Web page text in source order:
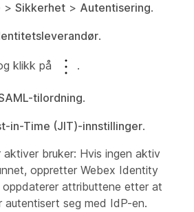
> Sikkerhet > Autentisering.
.
klikk på .
tilordning.
in-Time (JIT)-innstillinger.
aktiver bruker: Hvis ingen aktiv
oppretter Webex Identity
oppdaterer attributtene etter at
autentisert seg med IdP-en.